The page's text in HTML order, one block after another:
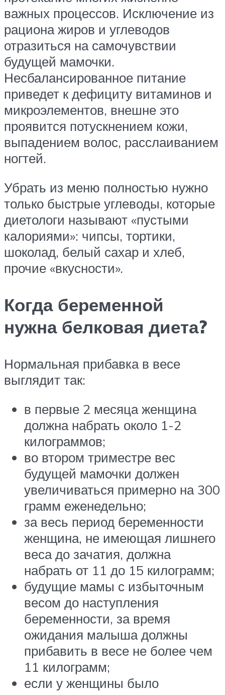
важных процессов. Исключение из
рациона жиров и углеводов
отразиться на самочувствии
будущей мамочки.
Несбалансированное питание
приведет к дефициту витаминов и
микроэлементов, внешне это
проявится потускнением кожи,
выпадением волос, расслаиванием
ногтей.
Убрать из меню полностью нужно
только быстрые углеводы, которые
диетологи называют «пустыми
калориями»: чипсы, тортики,
шоколад, белый сахар и хлеб,
прочие «вкусности».
Когда беременной
нужна белковая диета?
Нормальная прибавка в весе
выглядит так:
в первые 2 месяца женщина
должна набрать около 1-2
килограммов;
во втором триместре вес
будущей мамочки должен
увеличиваться примерно на 300
грамм еженедельно;
за весь период беременности
женщина, не имеющая лишнего
веса до зачатия, должна
набрать от 11 до 15 килограмм;
будущие мамы с избыточным
весом до наступления
беременности, за время
ожидания малыша должны
прибавить в весе не более чем
11 килограмм;
если у женщины было